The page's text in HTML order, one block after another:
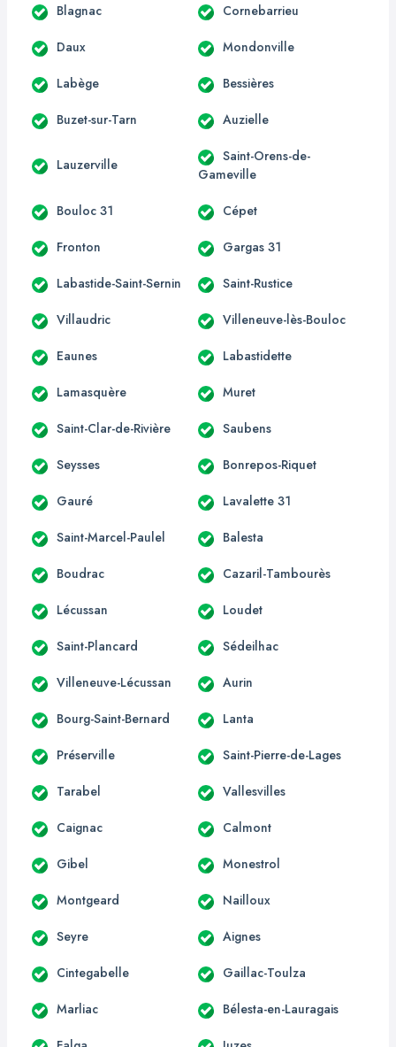
Blagnac Cornebarrieu
Daux Mondonville
Labège Bessières
Buzet-sur-Tarn Auzielle
Lauzerville
Saint-Orens-de-
Gameville
Bouloc 31 Cépet
Fronton Gargas 31
Labastide-Saint-Sernin Saint-Rustice
Villaudric Villeneuve-lès-Bouloc
Eaunes Labastidette
Lamasquère Muret
Saint-Clar-de-Rivière Saubens
Seysses Bonrepos-Riquet
Gauré Lavalette 31
Saint-Marcel-Paulel Balesta
Boudrac Cazaril-Tambourès
Lécussan Loudet
Saint-Plancard Sédeilhac
Villeneuve-Lécussan Aurin
Bourg-Saint-Bernard Lanta
Préserville Saint-Pierre-de-Lages
Tarabel Vallesvilles
Caignac Calmont
Gibel Monestrol
Montgeard Nailloux
Seyre Aignes
Cintegabelle Gaillac-Toulza
Marliac Bélesta-en-Lauragais